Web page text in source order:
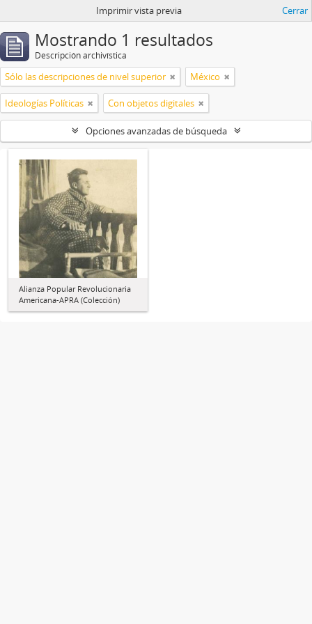
Imprimir vista previa Cerrar
Mostrando 1 resultados
Descripción archivística
Sólo las descripciones de nivel superior México
Ideologías Políticas Con objetos digitales
Opciones avanzadas de búsqueda
Alianza Popular Revolucionaria
Americana-APRA (Colección)